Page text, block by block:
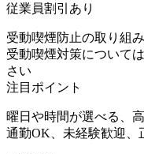
従業員割引あり
受動喫煙防止の取り組み
受動喫煙対策について
さい
注目ポイント
曜日や時間が選べる、
通勤OK、未経験歓迎、